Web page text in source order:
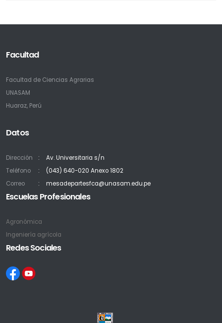
Facultad
Facultad de Ciencias Agrarias
UNASAM
Huaraz, Perú
Datos
Dirección
Av. Universitaria s/n
Teléfono
(043) 640-020 Anexo 1802
Correo
mesadepartesfca@unasam.edu.pe
Escuelas Profesionales
Agronómica
Ingeniería agrícola
Redes Sociales